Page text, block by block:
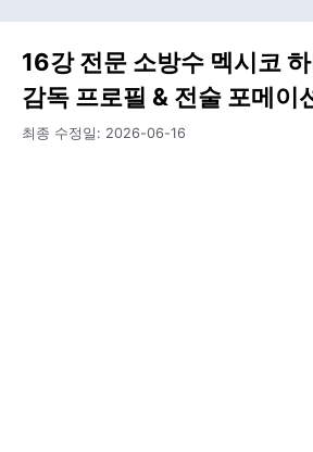
16강 전문 소방수 멕시코
감독 프로필 & 전술 포메이
최종 수정일: 2026-06-16